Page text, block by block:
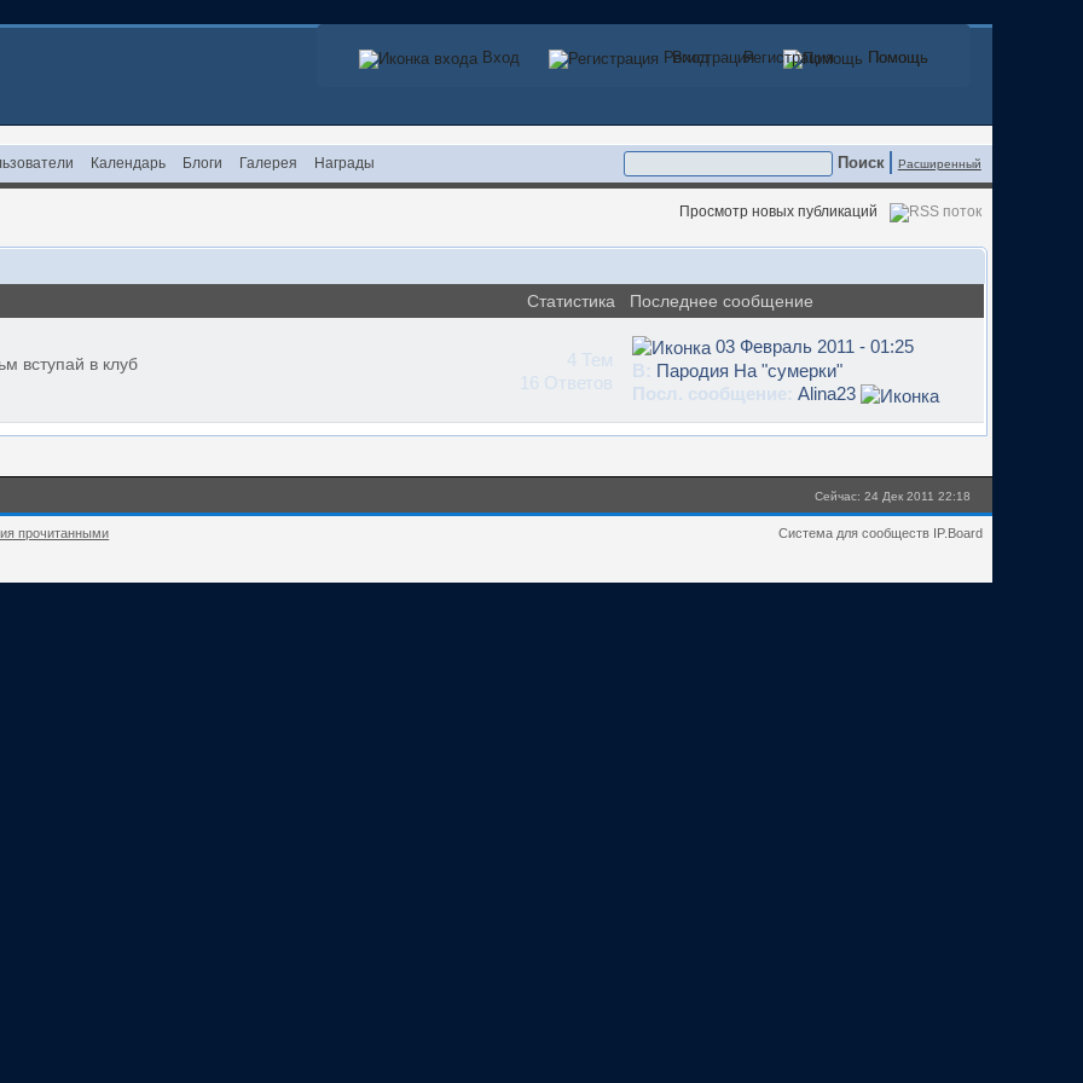
Вход Регистрация Помощь
Вход Регистрация Помощь
Расширенный
Календарь Блоги Галерея Награды
Просмотр новых публикаций
Статистика Последнее сообщение
вступай в клуб
4 Тем
16 Ответов
03 Февраль 2011 - 01:25
В: Пародия На "сумерки"
Посл. сообщение: Alina23
Сейчас: 24 Дек 2011 22:18
прочитанными Система для сообществ IP.Board